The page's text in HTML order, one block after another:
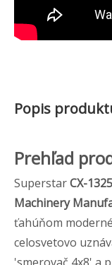
Popis
Prehľad
SuperstarCX-1325
Machinery
ťahúňom
celosvetovo
'smerovač 4x8' a